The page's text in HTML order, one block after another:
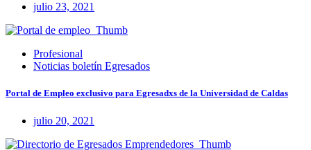
julio 23, 2021
Profesional
Noticias boletín Egresados
Portal de Empleo exclusivo para Egresadxs de la Universidad de Caldas
julio 20, 2021